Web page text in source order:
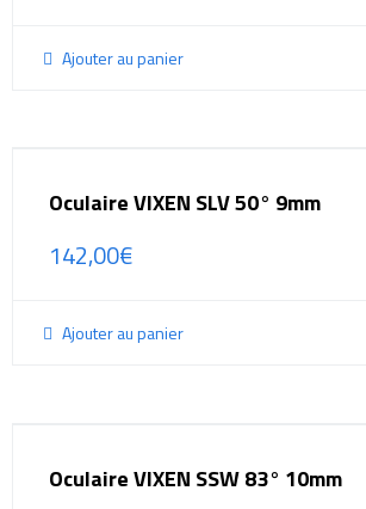
Ajouter au panier
Oculaire VIXEN SLV 50° 9mm
142,00€
Ajouter au panier
Oculaire VIXEN SSW 83° 10mm